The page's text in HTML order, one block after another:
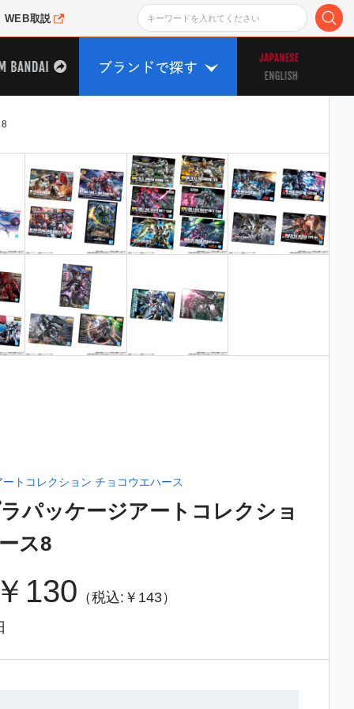
WEB取説
8
トコレクション チョコウエハース
パッケージアートコレクショ
ス8
130 （税込:￥143）